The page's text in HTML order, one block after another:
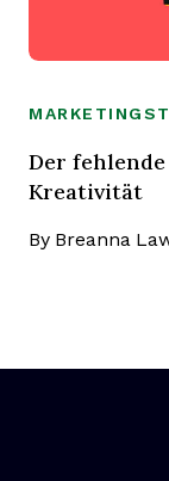
Der
Kreativität
By Breanna